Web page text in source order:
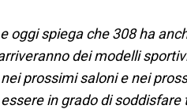
oggi spiega che 308 ha
dei modelli
prossimi saloni e nei
in grado di